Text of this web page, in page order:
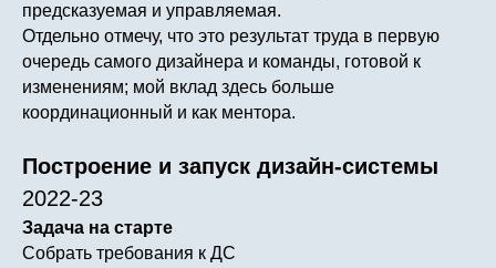
предсказуемая и управляемая.
Отдельно отмечу, что это результат труда в первую
очередь самого дизайнера и команды, готовой к
изменениям; мой вклад здесь больше
координационный и как ментора.
Построение и запуск дизайн-системы
2022-23
Задача на старте
Собрать требования к ДС